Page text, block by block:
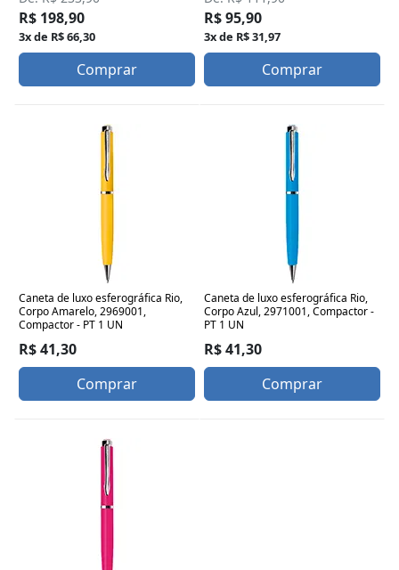
R$ 198,90
3x de R$ 66,30
Comprar
R$ 95,90
3x de R$ 31,97
Comprar
Caneta de luxo esferográfica Rio,
Corpo Amarelo, 2969001,
Compactor - PT 1 UN
R$ 41,30
Comprar
Caneta de luxo esferográfica Rio,
Corpo Azul, 2971001, Compactor -
PT 1 UN
R$ 41,30
Comprar